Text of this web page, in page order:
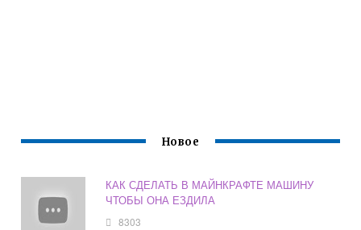
Новое
КАК СДЕЛАТЬ В МАЙНКРАФТЕ МАШИНУ
ЧТОБЫ ОНА ЕЗДИЛА
8303